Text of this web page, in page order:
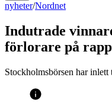
nyheter/Nordnet
Indutrade
förlorare på
Stockholmsbörsen har inlett